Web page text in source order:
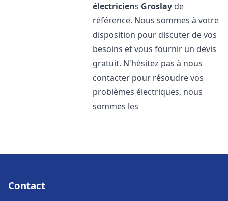
électriciens Groslay de
référence. Nous sommes à votre
disposition pour discuter de vos
besoins et vous fournir un devis
gratuit. N'hésitez pas à nous
contacter pour résoudre vos
problèmes électriques, nous
sommes les
Contact